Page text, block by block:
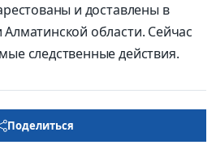
и доставлены в
области. Сейчас
следственные действия.
Поделиться